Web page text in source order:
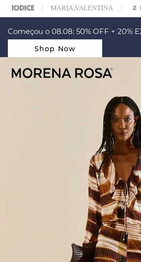
ESCOLHER SEU LOOK?FALE COM NOSSA
Começou o 08.08: 50% OFF + 20%
Shop Now